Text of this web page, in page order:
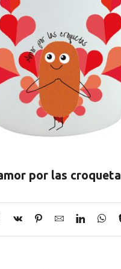
por las croqueta